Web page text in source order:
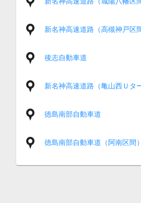
新名神高速道路（高槻神戸区
後志自動車道
新名神高速道路（亀山西Ｕタ
徳島南部自動車道
徳島南部自動車道（阿南区間）